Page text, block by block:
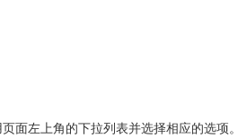
面左上角的下拉列表并选择相应的选项。